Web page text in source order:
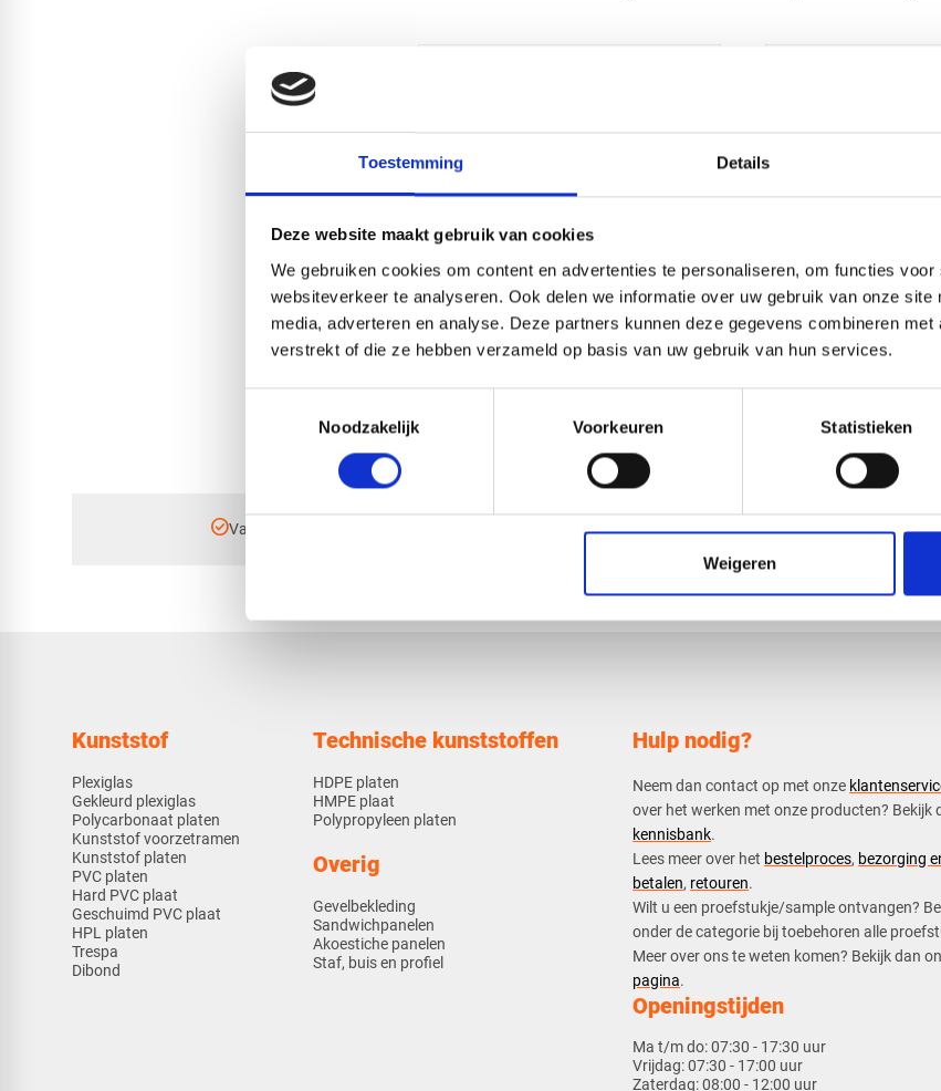
Toestemming Details
Deze website maakt gebruik van cookies
We gebruiken cookies om content en advertenties te personaliseren, om functies
websiteverkeer te analyseren. Ook delen we informatie over uw gebruik van onze
media, adverteren en analyse. Deze partners kunnen deze gegevens combineren
verstrekt of die ze hebben verzameld op basis van uw gebruik van hun services.
Noodzakelijk
Voorkeuren Statistieken
Weigeren
HPL proefstuk - zwart
HPL proefstuk
check_circleVanaf Klanten geven Vos Kunststoffen een9,0/10na2662
Kunststof
Plexiglas
Gekleurd plexiglas
Polycarbonaat platen
Kunststof voorzetramen
Kunststof platen
PVC platen
Hard PVC plaat
Geschuimd PVC plaat
HPL platen
Trespa
Dibond
Technische kunststoffen
HDPE platen
HMPE plaat
Polypropyleen platen
Overig
Gevelbekleding
Sandwichpanelen
Akoestiche panelen
Staf, buis en profiel
Hulp nodig?
Neem dan contact op met onze
over het werken met onze producten? Bekijk
kennisbank.
​Lees meer over het bestelproces, bezorging
betalen, retouren.​
​Wilt u een proefstukje/sample ontvangen?
onder de categorie bij toebehoren alle
​​Meer over ons te weten komen? Bekijk dan
pagina.
Openingstijden
Ma t/m do:07:30 - 17:30 uur
Vrijdag:07:30 - 17:00 uur
Zaterdag:08:00 - 12:00 uur